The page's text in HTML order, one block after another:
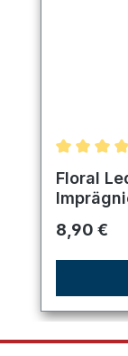
Floral
Regulärer
8,90 €